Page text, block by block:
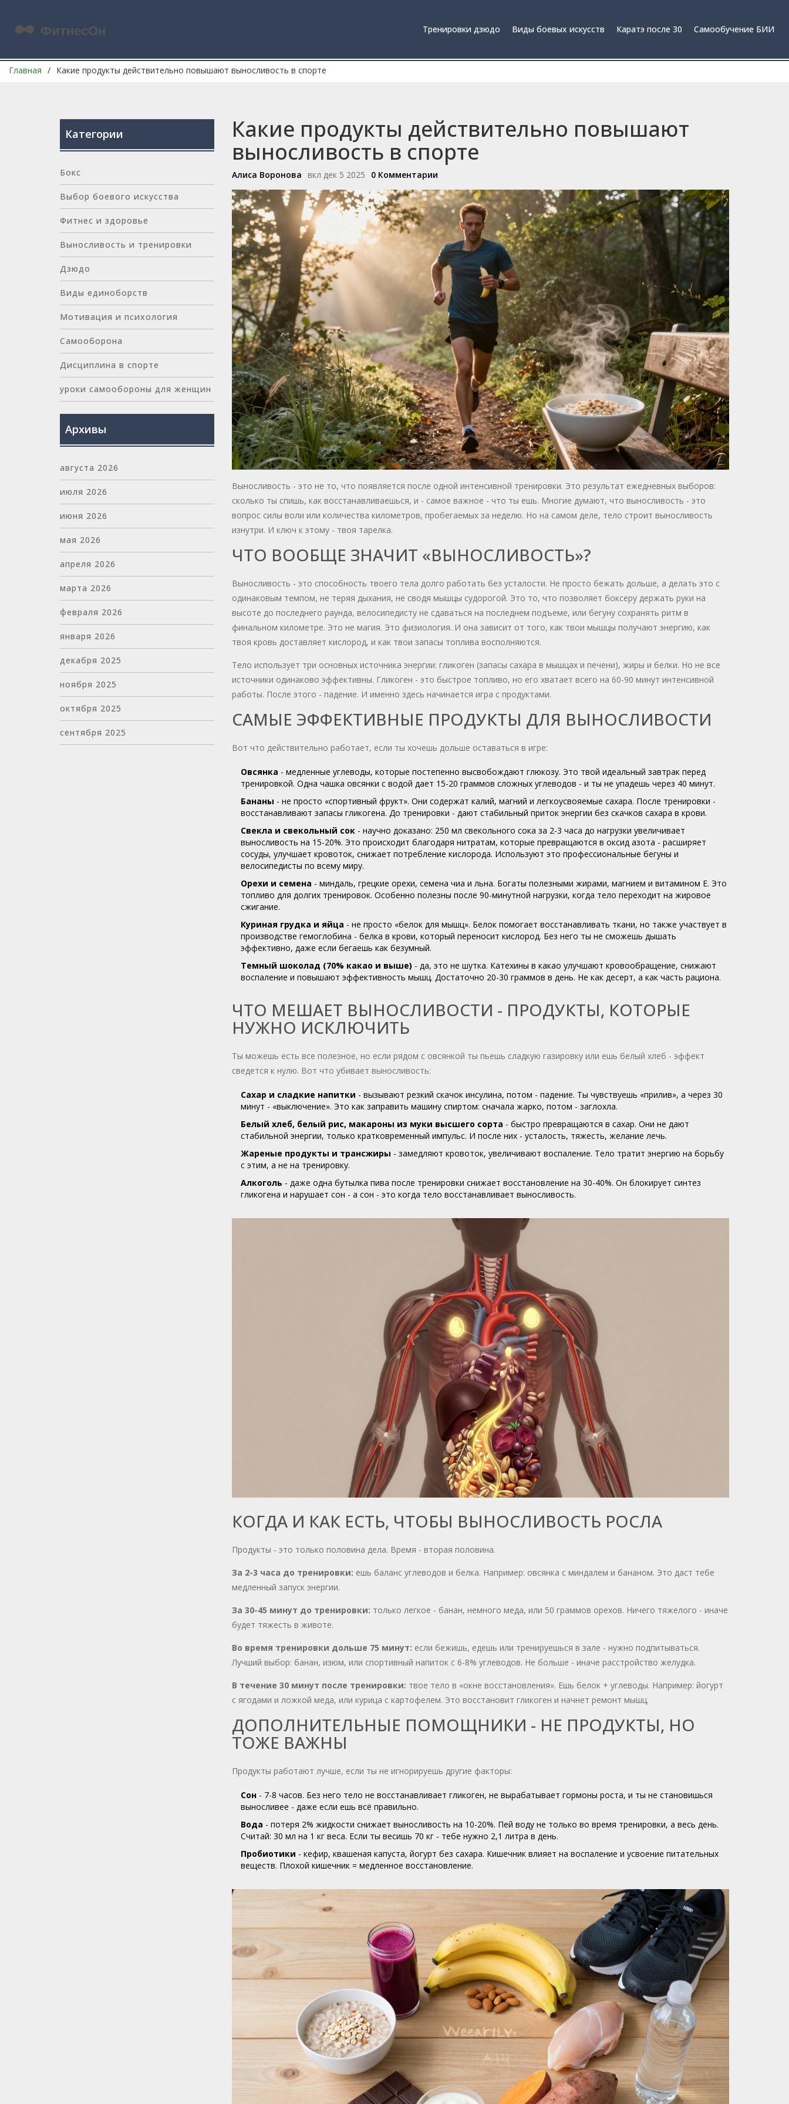
Тренировки дзюдо Виды боевых искусств Каратэ после 30 Самообучение БИИ
Главная Какие продукты действительно повышают выносливость в спорте
Какие продукты действительно повышают
выносливость в спорте
Алиса Воронова вкл дек 5 2025 0 Комментарии
Выносливость - это не то, что появляется после одной интенсивной тренировки. Это результат ежедневных выборов:
сколько ты спишь, как восстанавливаешься, и - самое важное - что ты ешь. Многие думают, что выносливость - это
вопрос силы воли или количества километров, пробегаемых за неделю. Но на самом деле, тело строит выносливость
изнутри. И ключ к этому - твоя тарелка.
ЧТО ВООБЩЕ ЗНАЧИТ «ВЫНОСЛИВОСТЬ»?
Выносливость - это способность твоего тела долго работать без усталости. Не просто бежать дольше, а делать это с
одинаковым темпом, не теряя дыхания, не сводя мышцы судорогой. Это то, что позволяет боксеру держать руки на
высоте до последнего раунда, велосипедисту не сдаваться на последнем подъеме, или бегуну сохранять ритм в
финальном километре. Это не магия. Это физиология. И она зависит от того, как твои мышцы получают энергию, как
твоя кровь доставляет кислород, и как твои запасы топлива восполняются.
Тело использует три основных источника энергии: гликоген (запасы сахара в мышцах и печени), жиры и белки. Но не все
источники одинаково эффективны. Гликоген - это быстрое топливо, но его хватает всего на 60-90 минут интенсивной
работы. После этого - падение. И именно здесь начинается игра с продуктами.
САМЫЕ ЭФФЕКТИВНЫЕ ПРОДУКТЫ ДЛЯ ВЫНОСЛИВОСТИ
Вот что действительно работает, если ты хочешь дольше оставаться в игре:
Овсянка - медленные углеводы, которые постепенно высвобождают глюкозу. Это твой идеальный завтрак перед
тренировкой. Одна чашка овсянки с водой дает 15-20 граммов сложных углеводов - и ты не упадешь через 40 минут.
Бананы - не просто «спортивный фрукт». Они содержат калий, магний и легкоусвояемые сахара. После тренировки -
восстанавливают запасы гликогена. До тренировки - дают стабильный приток энергии без скачков сахара в крови.
Свекла и свекольный сок - научно доказано: 250 мл свекольного сока за 2-3 часа до нагрузки увеличивает
выносливость на 15-20%. Это происходит благодаря нитратам, которые превращаются в оксид азота - расширяет
сосуды, улучшает кровоток, снижает потребление кислорода. Используют это профессиональные бегуны и
велосипедисты по всему миру.
Орехи и семена - миндаль, грецкие орехи, семена чиа и льна. Богаты полезными жирами, магнием и витамином Е. Это
топливо для долгих тренировок. Особенно полезны после 90-минутной нагрузки, когда тело переходит на жировое
сжигание.
Куриная грудка и яйца - не просто «белок для мышц». Белок помогает восстанавливать ткани, но также участвует в
производстве гемоглобина - белка в крови, который переносит кислород. Без него ты не сможешь дышать
эффективно, даже если бегаешь как безумный.
Темный шоколад (70% какао и выше) - да, это не шутка. Катехины в какао улучшают кровообращение, снижают
воспаление и повышают эффективность мышц. Достаточно 20-30 граммов в день. Не как десерт, а как часть рациона.
ЧТО МЕШАЕТ ВЫНОСЛИВОСТИ - ПРОДУКТЫ, КОТОРЫЕ
НУЖНО ИСКЛЮЧИТЬ
Ты можешь есть все полезное, но если рядом с овсянкой ты пьешь сладкую газировку или ешь белый хлеб - эффект
сведется к нулю. Вот что убивает выносливость:
Сахар и сладкие напитки - вызывают резкий скачок инсулина, потом - падение. Ты чувствуешь «прилив», а через 30
минут - «выключение». Это как заправить машину спиртом: сначала жарко, потом - заглохла.
Белый хлеб, белый рис, макароны из муки высшего сорта - быстро превращаются в сахар. Они не дают
стабильной энергии, только кратковременный импульс. И после них - усталость, тяжесть, желание лечь.
Жареные продукты и трансжиры - замедляют кровоток, увеличивают воспаление. Тело тратит энергию на борьбу
с этим, а не на тренировку.
Алкоголь - даже одна бутылка пива после тренировки снижает восстановление на 30-40%. Он блокирует синтез
гликогена и нарушает сон - а сон - это когда тело восстанавливает выносливость.
КОГДА И КАК ЕСТЬ, ЧТОБЫ ВЫНОСЛИВОСТЬ РОСЛА
Продукты - это только половина дела. Время - вторая половина.
За 2-3 часа до тренировки: ешь баланс углеводов и белка. Например: овсянка с миндалем и бананом. Это даст тебе
медленный запуск энергии.
За 30-45 минут до тренировки: только легкое - банан, немного меда, или 50 граммов орехов. Ничего тяжелого - иначе
будет тяжесть в животе.
Во время тренировки дольше 75 минут: если бежишь, едешь или тренируешься в зале - нужно подпитываться.
Лучший выбор: банан, изюм, или спортивный напиток с 6-8% углеводов. Не больше - иначе расстройство желудка.
В течение 30 минут после тренировки: твое тело в «окне восстановления». Ешь белок + углеводы. Например: йогурт
с ягодами и ложкой меда, или курица с картофелем. Это восстановит гликоген и начнет ремонт мышц.
ДОПОЛНИТЕЛЬНЫЕ ПОМОЩНИКИ - НЕ ПРОДУКТЫ, НО
ТОЖЕ ВАЖНЫ
Продукты работают лучше, если ты не игнорируешь другие факторы:
Сон- 7-8 часов. Без него тело не восстанавливает гликоген, не вырабатывает гормоны роста, и ты не становишься
выносливее - даже если ешь всё правильно.
Вода - потеря 2% жидкости снижает выносливость на 10-20%. Пей воду не только во время тренировки, а весь день.
Считай: 30 мл на 1 кг веса. Если ты весишь 70 кг - тебе нужно 2,1 литра в день.
Пробиотики - кефир, квашеная капуста, йогурт без сахара. Кишечник влияет на воспаление и усвоение питательных
веществ. Плохой кишечник = медленное восстановление.
Категории
Бокс
Выбор боевого искусства
Фитнес и здоровье
Выносливость и тренировки
Дзюдо
Виды единоборств
Мотивация и психология
Самооборона
Дисциплина в спорте
уроки самообороны для женщин
Архивы
августа 2026
июля 2026
июня 2026
мая 2026
апреля 2026
марта 2026
февраля 2026
января 2026
декабря 2025
ноября 2025
октября 2025
сентября 2025